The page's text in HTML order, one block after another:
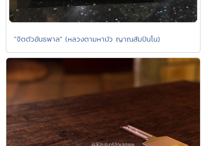
"จิตตัวอันธพาล" (หลวงตามหาบัว ญาณสัมปันโน)